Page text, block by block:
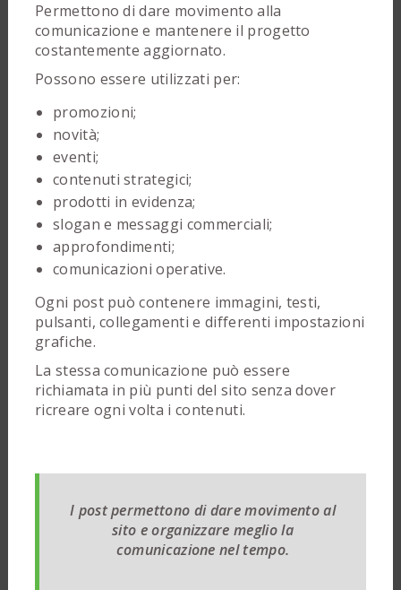
Permettono di dare movimento alla
comunicazione e mantenere il progetto
costantemente aggiornato.
Possono essere utilizzati per:
promozioni;
novità;
eventi;
contenuti strategici;
prodotti in evidenza;
slogan e messaggi commerciali;
approfondimenti;
comunicazioni operative.
Ogni post può contenere immagini, testi,
pulsanti, collegamenti e differenti impostazioni
grafiche.
La stessa comunicazione può essere
richiamata in più punti del sito senza dover
ricreare ogni volta i contenuti.
I post permettono di dare movimento al
sito e organizzare meglio la
comunicazione nel tempo.